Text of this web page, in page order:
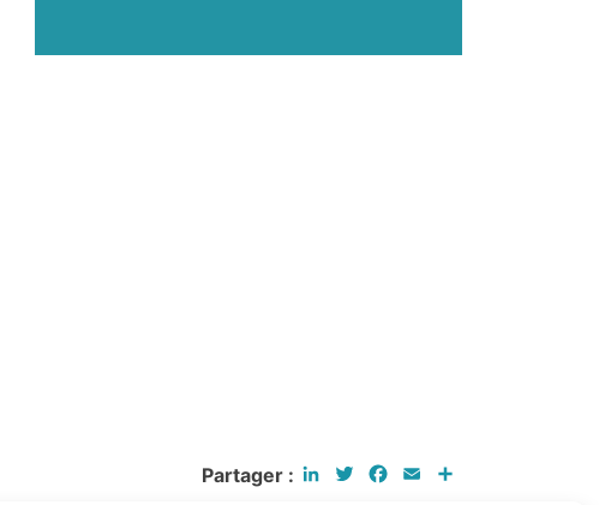
Partager : LinkedInTwitterFacebook
Email